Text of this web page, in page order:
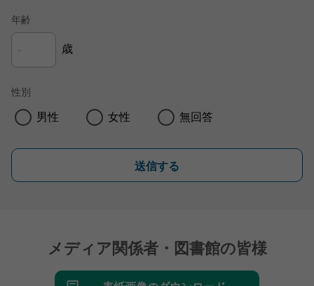
年齢
歳
性別
男性 女性 無回答
送信する
メディア関係者・図書館の皆様